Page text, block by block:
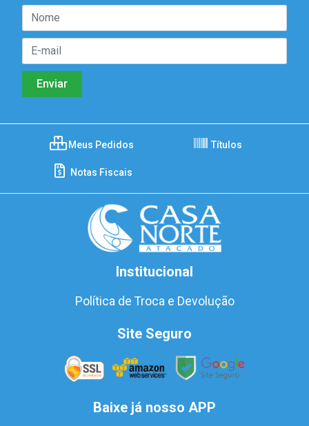
Meus Pedidos Títulos
Notas Fiscais
Institucional
Política de Troca e Devolução
Site Seguro
Baixe já nosso APP